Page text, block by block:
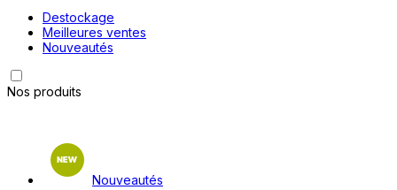
Destockage
Meilleures ventes
Nouveautés
Nos produits
Nouveautés